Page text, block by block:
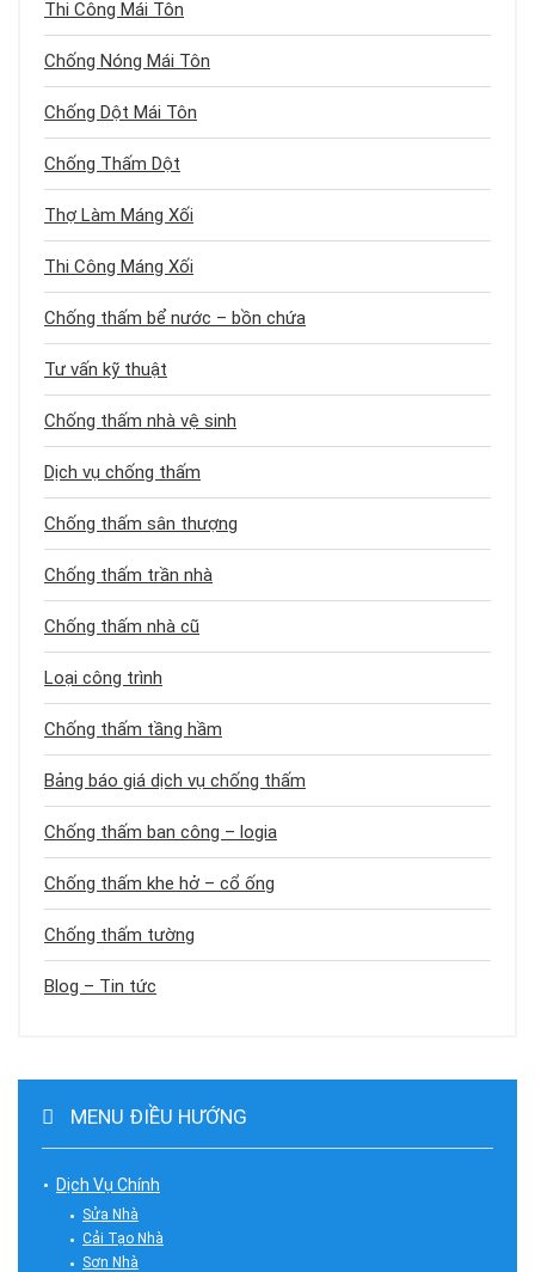
Thi Công Mái Tôn
Chống Nóng Mái Tôn
Chống Dột Mái Tôn
Chống Thấm Dột
Thợ Làm Máng Xối
Thi Công Máng Xối
Chống thấm bể nước – bồn chứa
Tư vấn kỹ thuật
Chống thấm nhà vệ sinh
Dịch vụ chống thấm
Chống thấm sân thượng
Chống thấm trần nhà
Chống thấm nhà cũ
Loại công trình
Chống thấm tầng hầm
Bảng báo giá dịch vụ chống thấm
Chống thấm ban công – logia
Chống thấm khe hở – cổ ống
Chống thấm tường
Blog – Tin tức
MENU ĐIỀU HƯỚNG
Dịch Vụ Chính
Sửa Nhà
Cải Tạo Nhà
Sơn Nhà